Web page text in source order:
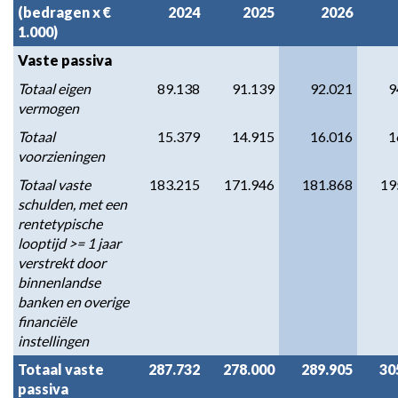
(bedragen x €
1.000)
2024 2025 2026
Vaste passiva
Totaal eigen
vermogen
89.138 91.139 92.021
Totaal
voorzieningen
15.379 14.915 16.016
Totaal vaste
schulden, met een
rentetypische
looptijd >= 1 jaar
verstrekt door
binnenlandse
banken en overige
financiële
instellingen
183.215 171.946 181.868
Totaal vaste
passiva
287.732 278.000 289.905